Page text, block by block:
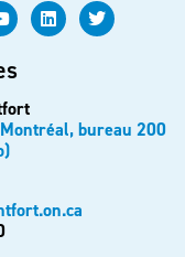
bureau 200